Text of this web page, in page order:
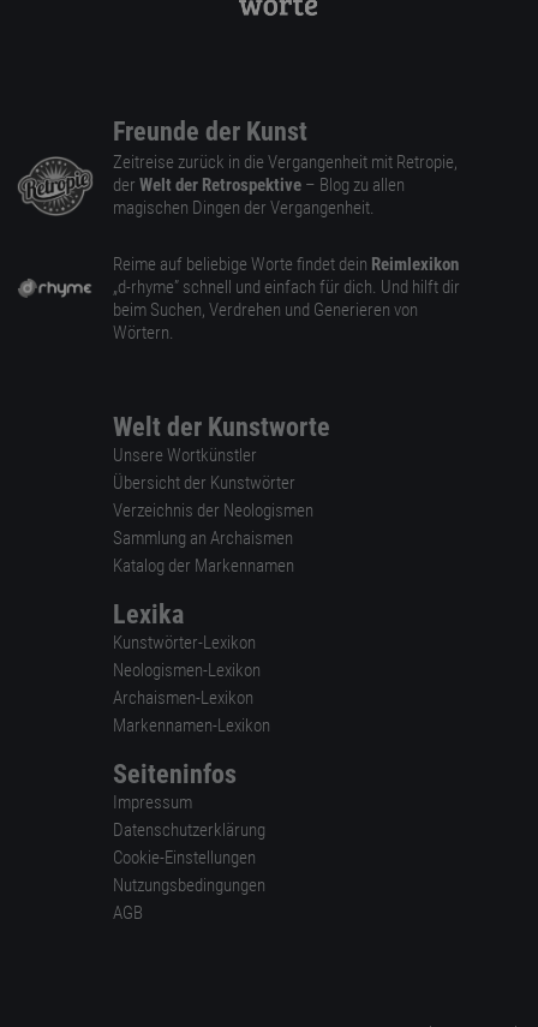
Freunde der Kunst
Zeitreise zurück in die Vergangenheit mit Retropie,
der Welt der Retrospektive – Blog zu allen
magischen Dingen der Vergangenheit.
Reime auf beliebige Worte findet dein Reimlexikon
„d-rhyme” schnell und einfach für dich. Und hilft dir
beim Suchen, Verdrehen und Generieren von
Wörtern.
Welt der Kunstworte
Unsere Wortkünstler
Übersicht der Kunstwörter
Verzeichnis der Neologismen
Sammlung an Archaismen
Katalog der Markennamen
Lexika
Kunstwörter-Lexikon
Neologismen-Lexikon
Archaismen-Lexikon
Markennamen-Lexikon
Seiteninfos
Impressum
Datenschutzerklärung
Cookie-Einstellungen
Nutzungsbedingungen
AGB